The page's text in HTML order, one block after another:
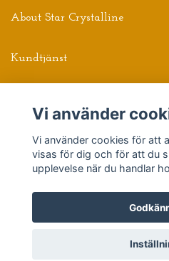
About Star Crystalline
Kundtjänst
Sociala medier
© 2026 Star Crystalline
Vi använder
Vi använder cookies för att
visas för dig och för att du
upplevelse när du handlar